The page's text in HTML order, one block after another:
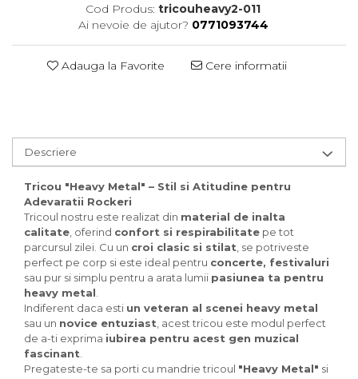
Cod Produs: tricouheavy2-011
Ai nevoie de ajutor? 0771093744
Adauga la Favorite Cere informatii
Descriere
Tricou "Heavy Metal" – Stil si Atitudine pentru
Adevaratii Rockeri
Tricoul nostru este realizat din material de inalta
calitate , oferind confort si respirabilitate pe tot
parcursul zilei. Cu un croi clasic si stilat , se potriveste
perfect pe corp si este ideal pentru concerte, festivaluri
sau pur si simplu pentru a arata lumii pasiunea ta pentru
heavy metal
Indiferent daca esti un veteran al scenei heavy metal
sau un novice entuziast , acest tricou este modul perfect
de a-ti exprima iubirea pentru acest gen muzical
fascinant
Pregateste-te sa porti cu mandrie tricoul "Heavy Metal" si